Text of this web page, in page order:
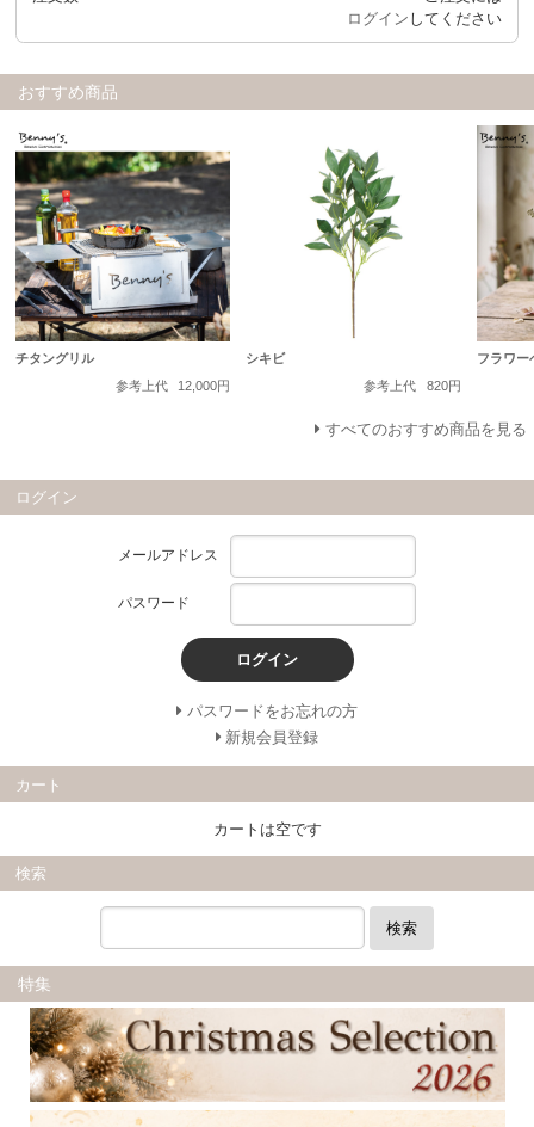
ログイン してください
おすすめ商品
チタングリル
参考上代
12,000円
シキビ
参考上代
820円
フラワー
すべてのおすすめ商品を見る
ログイン
メールアドレス
パスワード
ログイン
パスワードをお忘れの方
新規会員登録
カート
カートは空です
検索
検索
特集